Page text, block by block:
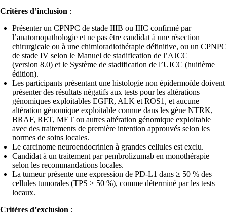
Critères d’inclusion :
Présenter un CPNPC de stade IIIB ou IIIC confirmé par
l’anatomopathologie et ne pas être candidat à une résection
chirurgicale ou à une chimioradiothérapie définitive, ou un CPNPC
de stade IV selon le Manuel de stadification de l’AJCC
(version 8.0) et le Système de stadification de l’UICC (huitième
édition).
Les participants présentant une histologie non épidermoïde doivent
présenter des résultats négatifs aux tests pour les altérations
génomiques exploitables EGFR, ALK et ROS1, et aucune
altération génomique exploitable connue dans les gène NTRK,
BRAF, RET, MET ou autres altération génomique exploitable
avec des traitements de première intention approuvés selon les
normes de soins locales.
Le carcinome neuroendocrinien à grandes cellules est exclu.
Candidat à un traitement par pembrolizumab en monothérapie
selon les recommandations locales.
La tumeur présente une expression de PD-L1 dans ≥ 50 % des
cellules tumorales (TPS ≥ 50 %), comme déterminé par les tests
locaux.
Critères d’exclusion :